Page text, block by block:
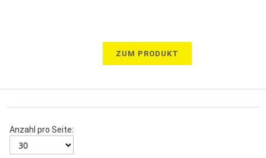
ZUM PRODUKT
Anzahl pro Seite: